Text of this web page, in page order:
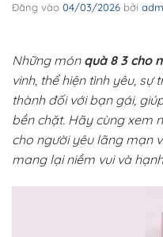
Đăng vào 04/03/2026 bởi
Những món quà 8 3 cho
vinh, thể hiện tình yêu,
thành đối với bạn gái,
bền chặt. Hãy cùng xem
cho người yêu lãng mạn
mang lại niềm vui và